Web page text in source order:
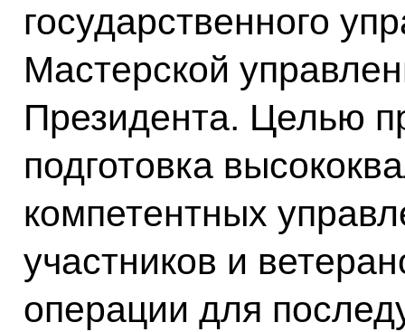
государственного
Мастерской
Президента. Целью
подготовка
компетентных
участников и
операции для